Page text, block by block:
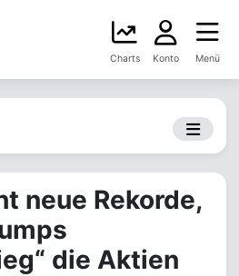
Charts Konto Menü
neue Rekorde,
die Aktien